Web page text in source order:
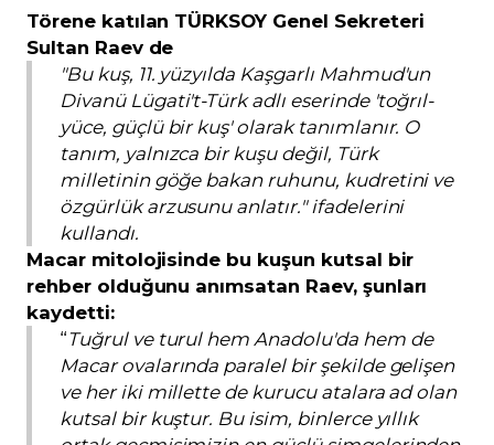
Törene katılan TÜRKSOY Genel Sekreteri
Sultan Raev de
"Bu kuş, 11. yüzyılda Kaşgarlı Mahmud'un
Divanü Lügati't-Türk adlı eserinde 'toğrıl-
yüce, güçlü bir kuş' olarak tanımlanır. O
tanım, yalnızca bir kuşu değil, Türk
milletinin göğe bakan ruhunu, kudretini ve
özgürlük arzusunu anlatır." ifadelerini
kullandı.
Macar mitolojisinde bu kuşun kutsal bir
rehber olduğunu anımsatan Raev, şunları
kaydetti:
“ Tuğrul ve turul hem Anadolu'da hem de
Macar ovalarında paralel bir şekilde gelişen
ve her iki millette de kurucu atalara ad olan
kutsal bir kuştur. Bu isim, binlerce yıllık